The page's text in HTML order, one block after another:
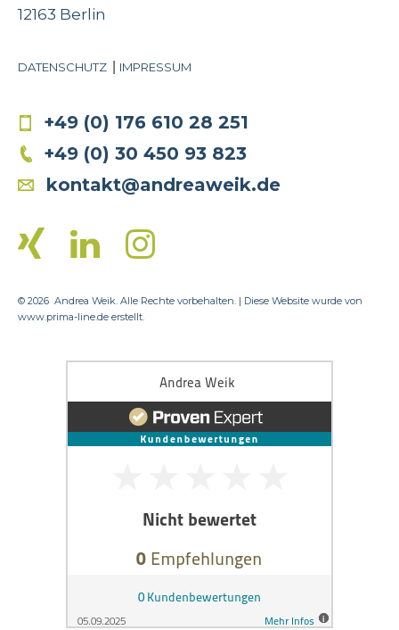
12163 Berlin
DATENSCHUTZ IMPRESSUM
+49 (0) 176 610 28 251
+49 (0) 30 450 93 823
kontakt@andreaweik.de
© 2026 Andrea Weik. Alle Rechte vorbehalten. | Diese Website wurde von
www.prima-line.de erstellt.